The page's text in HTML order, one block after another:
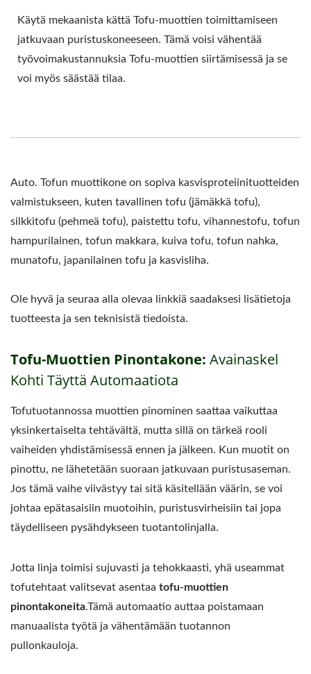
Käytä mekaanista kättä Tofu-muottien toimittamiseen
jatkuvaan puristuskoneeseen. Tämä voisi vähentää
työvoimakustannuksia Tofu-muottien siirtämisessä ja se
voi myös säästää tilaa.
Auto. Tofun muottikone on sopiva kasvisproteiinituotteiden
valmistukseen, kuten tavallinen tofu (jämäkkä tofu),
silkkitofu (pehmeä tofu), paistettu tofu, vihannestofu, tofun
hampurilainen, tofun makkara, kuiva tofu, tofun nahka,
munatofu, japanilainen tofu ja kasvisliha.
Ole hyvä ja seuraa alla olevaa linkkiä saadaksesi lisätietoja
tuotteesta ja sen teknisistä tiedoista.
Tofu-Muottien Pinontakone: Avainaskel
Kohti Täyttä Automaatiota
Tofutuotannossa muottien pinominen saattaa vaikuttaa
yksinkertaiselta tehtävältä, mutta sillä on tärkeä rooli
vaiheiden yhdistämisessä ennen ja jälkeen. Kun muotit on
pinottu, ne lähetetään suoraan jatkuvaan puristusaseman.
Jos tämä vaihe viivästyy tai sitä käsitellään väärin, se voi
johtaa epätasaisiin muotoihin, puristusvirheisiin tai jopa
täydelliseen pysähdykseen tuotantolinjalla.
Jotta linja toimisi sujuvasti ja tehokkaasti, yhä useammat
tofutehtaat valitsevat asentaa tofu-muottien
pinontakoneita.Tämä automaatio auttaa poistamaan
manuaalista työtä ja vähentämään tuotannon
pullonkauloja.